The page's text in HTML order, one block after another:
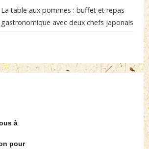
La table aux pommes : buffet et repas
gastronomique avec deux chefs japonais
à
pour